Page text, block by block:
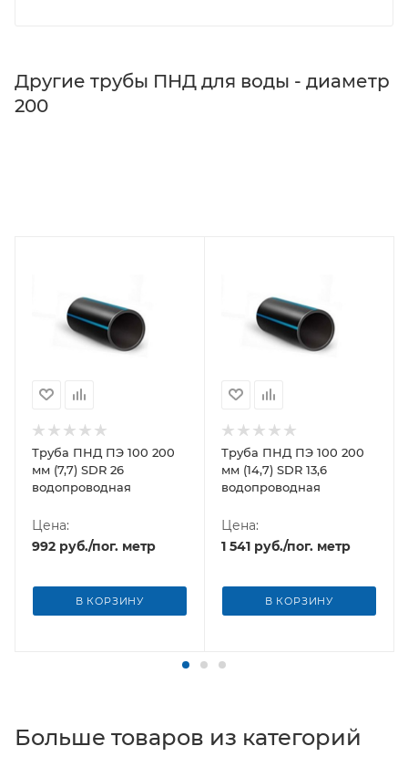
Другие трубы ПНД для воды - диаметр
200
Труба ПНД ПЭ 100 200
мм (7,7) SDR 26
водопроводная
Цена:
992 руб./пог. метр
В КОРЗИНУ
Труба ПНД ПЭ 100 200
мм (14,7) SDR 13,6
водопроводная
Цена:
1 541 руб./пог. метр
В КОРЗИНУ
Больше товаров из категорий